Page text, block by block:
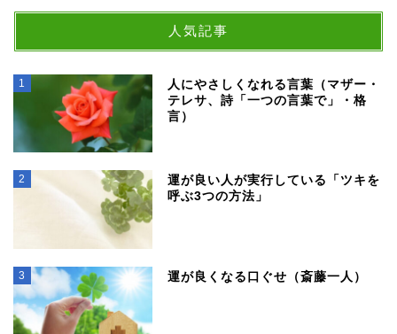
人気記事
1
人にやさしくなれる言葉（マザー・
テレサ、詩「一つの言葉で」・格
言）
2
運が良い人が実行している「ツキを
呼ぶ3つの方法」
3 運が良くなる口ぐせ（斎藤一人）